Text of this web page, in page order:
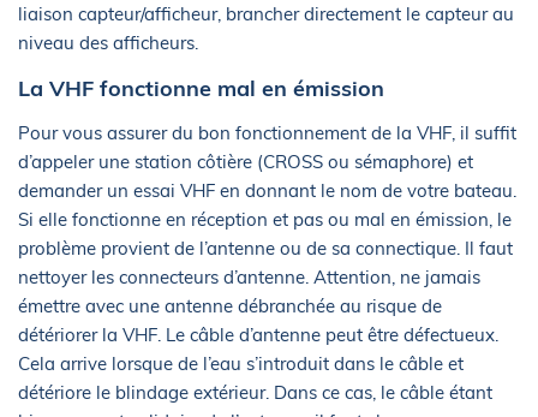
liaison capteur/afficheur, brancher directement le capteur au
niveau des afficheurs.
La VHF fonctionne mal en émission
Pour vous assurer du bon fonctionnement de la VHF, il suffit
d’appeler une station côtière (CROSS ou sémaphore) et
demander un essai VHF en donnant le nom de votre bateau.
Si elle fonctionne en réception et pas ou mal en émission, le
problème provient de l’antenne ou de sa connectique. Il faut
nettoyer les connecteurs d’antenne. Attention, ne jamais
émettre avec une antenne débranchée au risque de
détériorer la VHF. Le câble d’antenne peut être défectueux.
Cela arrive lorsque de l’eau s’introduit dans le câble et
détériore le blindage extérieur. Dans ce cas, le câble étant